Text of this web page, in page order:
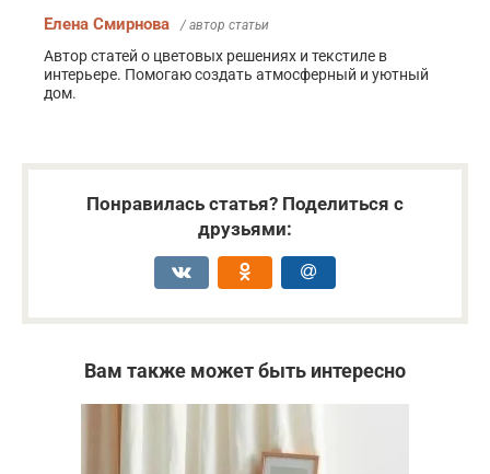
Елена Смирнова / автор статьи
Автор статей о цветовых решениях и текстиле в
интерьере. Помогаю создать атмосферный и уютный
дом.
Понравилась статья? Поделиться с
друзьями:
Вам также может быть интересно